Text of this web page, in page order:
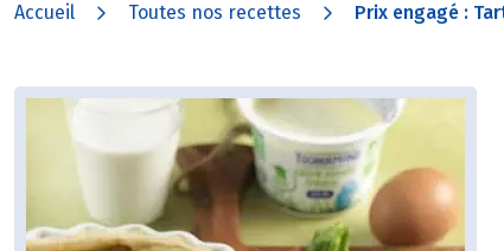
Accueil Toutes nos recettes Prix engagé :